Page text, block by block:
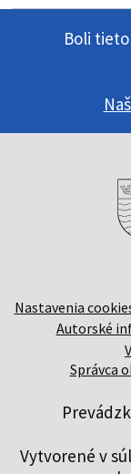
Boli
Nastavenia
Autorské
Správca
Vytvorené v